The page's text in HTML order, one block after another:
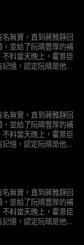
清楚了誤會。
無實，直到蔣雅靜回
並給了阮晴豐厚的補
料當天晚上，霍景臣
憶，認定阮晴是他心
清楚了誤會。
無實，直到蔣雅靜回
並給了阮晴豐厚的補
料當天晚上，霍景臣
憶，認定阮晴是他心
清楚了誤會。
無實，直到蔣雅靜回
並給了阮晴豐厚的補
料當天晚上，霍景臣
憶，認定阮晴是他心